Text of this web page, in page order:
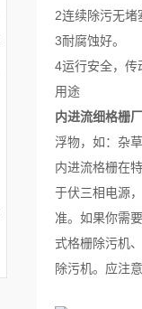
2连续除污无堵
3耐腐蚀好。
4运行安全，传
用途
内进流细格栅
浮物，如：杂
内进流格栅在
于伏三相电源
准。如果你需
式格栅除污机
除污机。应注